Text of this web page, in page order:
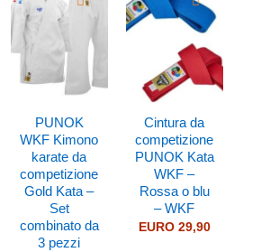
PUNOK
WKF Kimono
karate da
competizione
Gold Kata –
Set
combinato da
3 pezzi
Cintura da
competizione
PUNOK Kata
WKF –
Rossa o blu
– WKF
EURO29,90